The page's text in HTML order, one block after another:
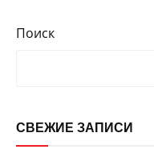
Поиск
СВЕЖИЕ ЗАПИСИ